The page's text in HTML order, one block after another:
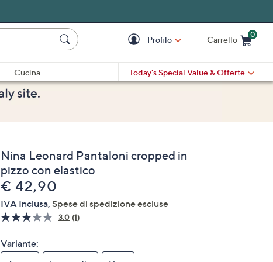
Profilo Carrello
0
Cucina
Today's Special Value & Offerte
Nina Leonard Pantaloni cropped in
pizzo con elastico
eliminato
€ 42,90
IVA Inclusa, Spese di spedizione escluse
3.0 Leggi
Stesso
link
(1)
Variante: